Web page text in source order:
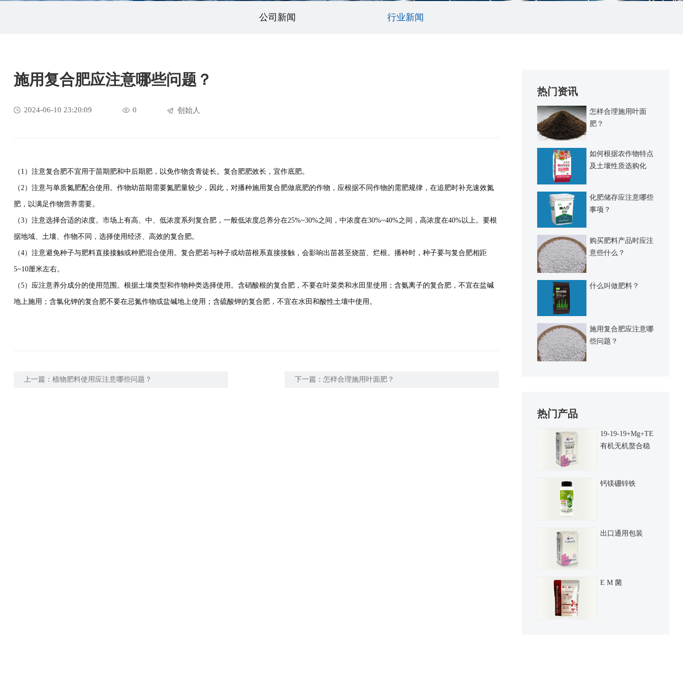
公司新闻 行业新闻
施用复合肥应注意哪些问题？
2024-06-10 23:20:09 0 创始人
（1）注意复合肥不宜用于苗期肥和中后期肥，以免作物贪青徒长。复合肥肥效长，宜作底肥。
（2）注意与单质氮肥配合使用。作物幼苗期需要氮肥量较少，因此，对播种施用复合肥做底肥的作物，应根据不同作物的需肥规律，在追肥时补充速效氮
肥，以满足作物营养需要。
（3）注意选择合适的浓度。市场上有高、中、低浓度系列复合肥，一般低浓度总养分在25%~30%之间，中浓度在30%~40%之间，高浓度在40%以上。要根
据地域、土壤、作物不同，选择使用经济、高效的复合肥。
（4）注意避免种子与肥料直接接触或种肥混合使用。复合肥若与种子或幼苗根系直接接触，会影响出苗甚至烧苗、烂根。播种时，种子要与复合肥相距
5~10厘米左右。
（5）应注意养分成分的使用范围。根据土壤类型和作物种类选择使用。含硝酸根的复合肥，不要在叶菜类和水田里使用；含氨离子的复合肥，不宜在盐碱
地上施用；含氯化钾的复合肥不要在忌氮作物或盐碱地上使用；含硫酸钾的复合肥，不宜在水田和酸性土壤中使用。
上一篇： 植物肥料使用应注意哪些问题？ 下一篇： 怎样合理施用叶面肥？
热门资讯
怎样合理施用叶面
肥？
如何根据农作物特点
及土壤性质选购化
化肥储存应注意哪些
事项？
购买肥料产品时应注
意些什么？
什么叫做肥料？
施用复合肥应注意哪
些问题？
热门产品
19-19-19+Mg+TE
有机无机螯合稳
钙镁硼锌铁
出口通用包装
E M 菌